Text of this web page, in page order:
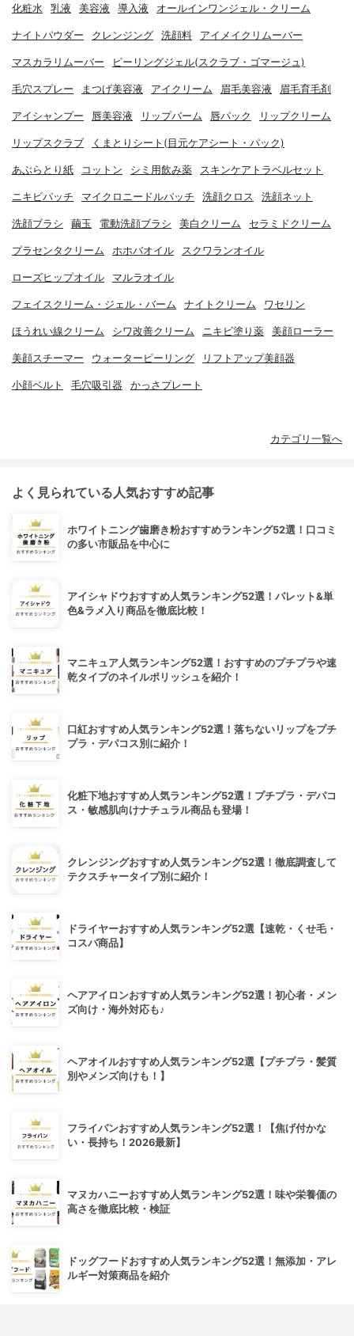
化粧水 乳液 美容液 導入液 オールインワンジェル・クリーム
ナイトパウダー クレンジング 洗顔料 アイメイクリムーバー
マスカラリムーバー ピーリングジェル(スクラブ・ゴマージュ)
毛穴スプレー まつげ美容液 アイクリーム 眉毛美容液 眉毛育毛剤
アイシャンプー 唇美容液 リップバーム 唇パック リップクリーム
リップスクラブ くまとりシート(目元ケアシート・パック)
あぶらとり紙 コットン シミ用飲み薬 スキンケアトラベルセット
ニキビパッチ マイクロニードルパッチ 洗顔クロス 洗顔ネット
洗顔ブラシ 繭玉 電動洗顔ブラシ 美白クリーム セラミドクリーム
プラセンタクリーム ホホバオイル スクワランオイル
ローズヒップオイル マルラオイル
フェイスクリーム・ジェル・バーム ナイトクリーム ワセリン
ほうれい線クリーム シワ改善クリーム ニキビ塗り薬 美顔ローラー
美顔スチーマー ウォーターピーリング リフトアップ美顔器
小顔ベルト 毛穴吸引器 かっさプレート
カテゴリ一覧へ
よく見られている人気おすすめ記事
ホワイトニング歯磨き粉おすすめランキング52選！口コミ
の多い市販品を中心に
アイシャドウおすすめ人気ランキング52選！パレット&単
色&ラメ入り商品を徹底比較！
マニキュア人気ランキング52選！おすすめのプチプラや速
乾タイプのネイルポリッシュを紹介！
口紅おすすめ人気ランキング52選！落ちないリップをプチ
プラ・デパコス別に紹介！
化粧下地おすすめ人気ランキング52選！プチプラ・デパコ
ス・敏感肌向けナチュラル商品も登場！
クレンジングおすすめ人気ランキング52選！徹底調査して
テクスチャータイプ別に紹介！
ドライヤーおすすめ人気ランキング52選【速乾・くせ毛・
コスパ商品】
ヘアアイロンおすすめ人気ランキング52選！初心者・メン
ズ向け・海外対応も♪
ヘアオイルおすすめ人気ランキング52選【プチプラ・髪質
別やメンズ向けも！】
フライパンおすすめ人気ランキング52選！【焦げ付かな
い・長持ち！2026最新】
マヌカハニーおすすめ人気ランキング52選！味や栄養価の
高さを徹底比較・検証
ドッグフードおすすめ人気ランキング52選！無添加・アレ
ルギー対策商品を紹介